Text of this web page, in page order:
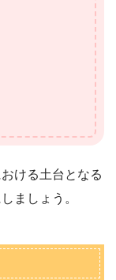
ける土台となる
ましょう。